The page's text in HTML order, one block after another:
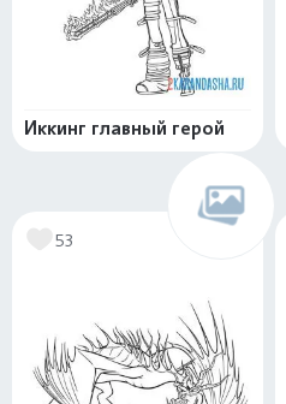
Иккинг главный герой
53